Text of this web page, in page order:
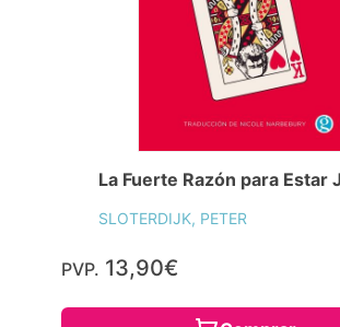
La Fuerte Razón para Estar
SLOTERDIJK, PETER
PVP. 13,90€